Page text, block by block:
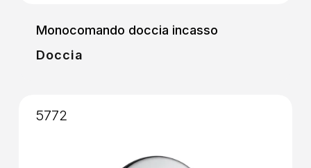
Monocomando doccia incasso
Doccia
5772